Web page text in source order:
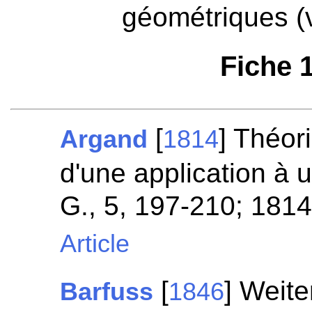
géométriques
Fiche
Argand [1814]
d'une application à
G., 5, 197-210;
Article
Barfuss [1846]